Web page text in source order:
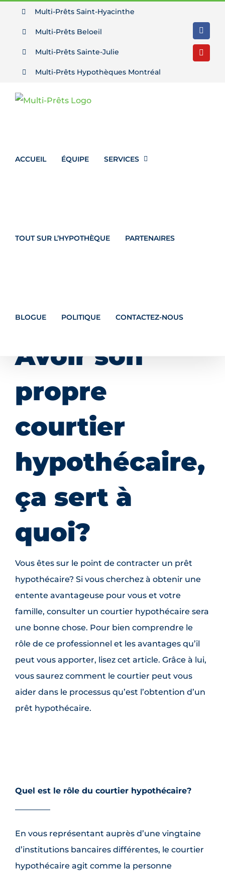
Passer
Multi-Prêts Saint-Hyacinthe
Multi-Prêts Beloeil
Multi-Prêts Sainte-Julie
Multi-Prêts Hypothèques Montréal
ACCUEIL ÉQUIPE SERVICES
TOUT SUR L’HYPOTHÈQUE PARTENAIRES
BLOGUE POLITIQUE CONTACTEZ-NOUS
Avoir son
propre
courtier
hypothécaire,
ça sert à
quoi?
Vous êtes sur le point de contracter un prêt
hypothécaire? Si vous cherchez à obtenir une
entente avantageuse pour vous et votre
famille, consulter un courtier hypothécaire sera
une bonne chose. Pour bien comprendre le
rôle de ce professionnel et les avantages qu’il
peut vous apporter, lisez cet article. Grâce à lui,
vous saurez comment le courtier peut vous
aider dans le processus qu’est l’obtention d’un
prêt hypothécaire.
Quel est le rôle du courtier hypothécaire?
En vous représentant auprès d’une vingtaine
d’institutions bancaires différentes, le courtier
hypothécaire agit comme la personne